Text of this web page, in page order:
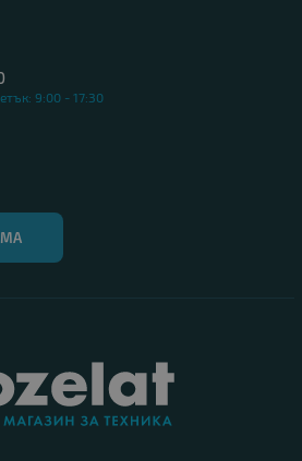
9:00 - 17:30